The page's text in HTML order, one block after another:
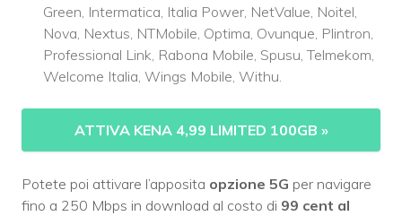
Green, Intermatica, Italia Power, NetValue, Noitel,
Nova, Nextus, NTMobile, Optima, Ovunque, Plintron,
Professional Link, Rabona Mobile, Spusu, Telmekom,
Welcome Italia, Wings Mobile, Withu.
ATTIVA KENA 4,99 LIMITED 100GB »
Potete poi attivare l’apposita opzione 5G per navigare
fino a 250 Mbps in download al costo di 99 cent al